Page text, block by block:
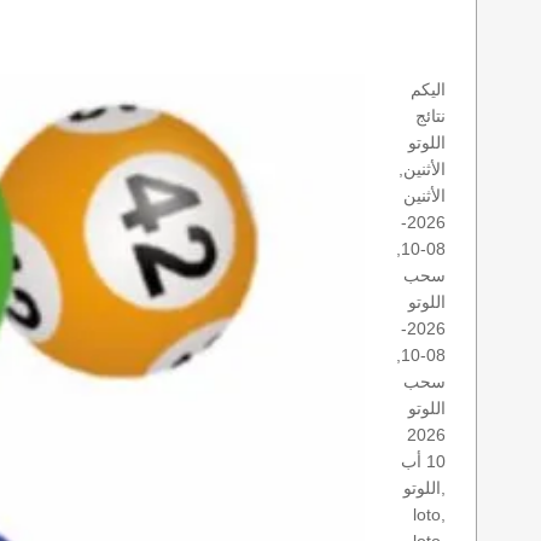
اليكم
نتائج
اللوتو
الأثنين,
الأثنين
2026-
سحب
اللوتو
2026-
سحب
اللوتو
2026
10 أب
اللوتو,
loto,